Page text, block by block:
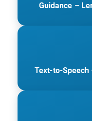
Guidance –
Text-to-